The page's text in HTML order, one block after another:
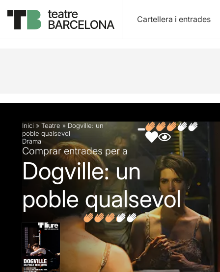
Cartellera i entrades
Descripció Fitxa artística Fotos i vídeos
Inici » Teatre » Dogville: un
poble qualsevol
Drama
Comprar entrades per a
Dogville: un
poble qualsevol